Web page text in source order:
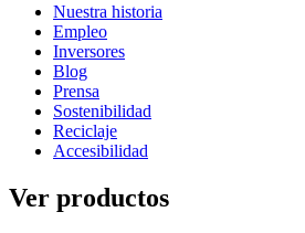
Nuestra historia
Empleo
Inversores
Blog
Prensa
Sostenibilidad
Reciclaje
Accesibilidad
Ver productos